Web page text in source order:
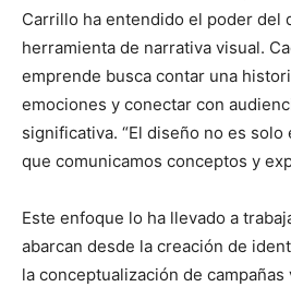
Carrillo ha entendido el poder del
herramienta de narrativa visual.
emprende busca contar una
emociones y conectar con
significativa. “El diseño no es
que comunicamos conceptos y
Este enfoque lo ha llevado a
abarcan desde la creación de
la conceptualización de